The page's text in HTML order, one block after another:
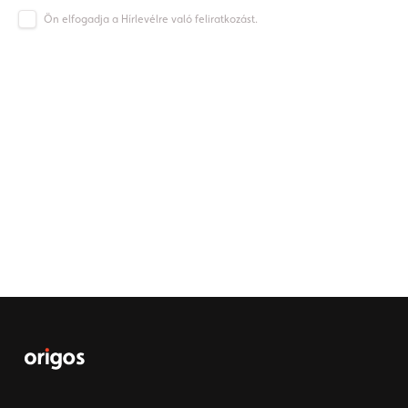
Ön elfogadja a Hírlevélre való feliratkozást.